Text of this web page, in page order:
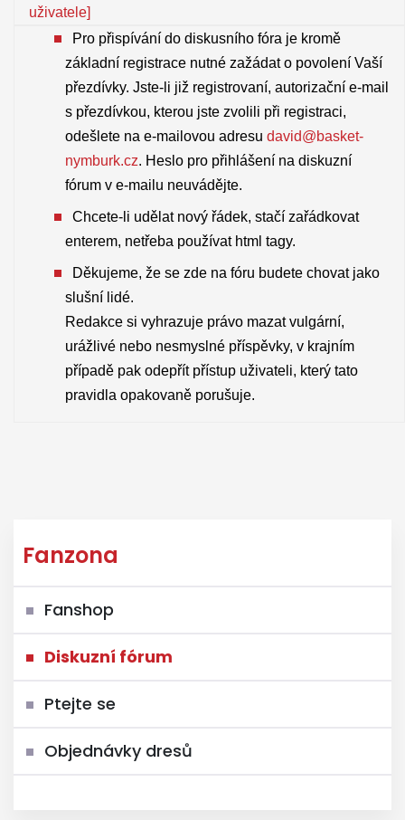
uživatele]
Pro přispívání do diskusního fóra je kromě
základní registrace nutné zažádat o povolení Vaší
přezdívky. Jste-li již registrovaní, autorizační e-mail
s přezdívkou, kterou jste zvolili při registraci,
odešlete na e-mailovou adresu david@basket-
nymburk.cz. Heslo pro přihlášení na diskuzní
fórum v e-mailu neuvádějte.
Chcete-li udělat nový řádek, stačí zařádkovat
enterem, netřeba používat html tagy.
Děkujeme, že se zde na fóru budete chovat jako
slušní lidé.
Redakce si vyhrazuje právo mazat vulgární,
urážlivé nebo nesmyslné příspěvky, v krajním
případě pak odepřít přístup uživateli, který tato
pravidla opakovaně porušuje.
Fanzona
Fanshop
Diskuzní fórum
Ptejte se
Objednávky dresů